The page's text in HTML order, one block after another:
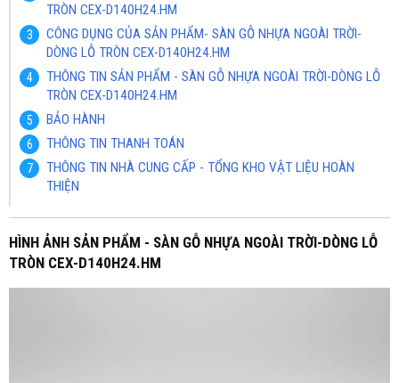
TRÒN CEX-D140H24.HM
CÔNG DỤNG CỦA SẢN PHẨM- SÀN GỖ NHỰA NGOÀI TRỜI-
DÒNG LỖ TRÒN CEX-D140H24.HM
THÔNG TIN SẢN PHẨM - SÀN GỖ NHỰA NGOÀI TRỜI-DÒNG LỖ
TRÒN CEX-D140H24.HM
BẢO HÀNH
THÔNG TIN THANH TOÁN
THÔNG TIN NHÀ CUNG CẤP - TỔNG KHO VẬT LIỆU HOÀN
THIỆN
HÌNH ẢNH SẢN PHẨM - SÀN GỖ NHỰA NGOÀI TRỜI-DÒNG LỖ
TRÒN CEX-D140H24.HM